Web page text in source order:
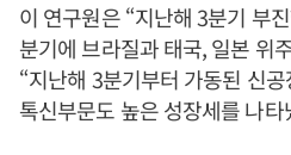
이 연구원은 “지난해 3분기 부
분기에 브라질과 태국, 일본 위
“지난해 3분기부터 가동된 신
톡신부문도 높은 성장세를 나